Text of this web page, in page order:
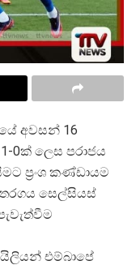
අවසන් 16
0ක් ලෙස පරාජය
ප්රංශ කණ්ඩායම
සෙල්සියස්
එම්බාපේ